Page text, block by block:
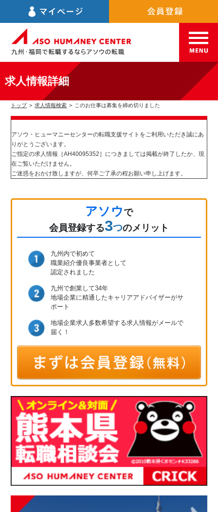
求人情報詳細
トップ > 求人情報検索 > このお仕事は募集を締め切りました
アソウ・ヒューマニーセンターの転職支援サイトをご利用いただき誠にあ
りがとうございます。
ご指定の求人情報［AH40095352］につきましては掲載が終了したか、現
在ご覧いただけません。
ご迷惑をおかけ致しますが、何卒ご了承の程お願い申し上げます。
アソウで
会員登録する3つのメリット
九州内で初めて
職業紹介優良事業者として
認定されました
九州で創業して34年
地場企業に精通したキャリアアドバイザーがサ
ポート
地場企業求人多数希望する求人情報が メールで
届く！